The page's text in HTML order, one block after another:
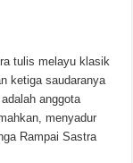
tulis melayu klasik
ketiga saudaranya
anggota
menyadur
Rampai Sastra